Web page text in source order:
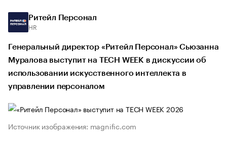
Ритейл Персонал
HR
Генеральный директор «Ритейл Персонал» Сьюзанна
Муралова выступит на TECH WEEK в дискуссии об
использовании искусственного интеллекта в
управлении персоналом
Источник изображения: magnific.com